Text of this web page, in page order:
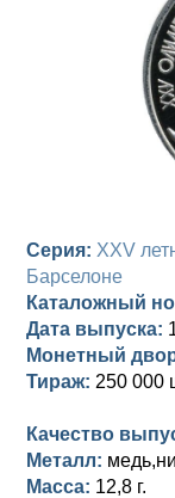
Памятные и
Сибирские
Для
Таврические
Анна Иоанновна
Петр II (1727-
Екатерина I
Золото
Серебро
Медь
Для Речи
Серия: XXV
Барселоне
Каталожный
Дата выпуска:
Монетный
Тираж: 250 000
Качество
Металл:
Масса: 12,8 г.